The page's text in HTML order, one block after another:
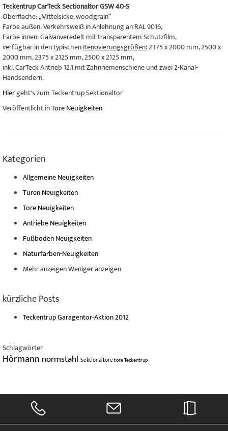
Teckentrup CarTeck Sectionaltor GSW 40-S
Oberfläche: „Mittelsicke, woodgrain“
Farbe außen: Verkehrsweiß in Anlehnung an RAL 9016,
Farbe innen: Galvanveredelt mit transparentem Schutzfilm,
verfügbar in den typischenRenovierungsgrößen:2375 x 2000 mm, 2500 x
2000 mm, 2375 x 2125 mm, 2500 x 2125 mm,
inkl. CarTeck Antrieb 12.1 mit Zahnriemenschiene und zwei 2-Kanal-
Handsendern.
Hiergeht's zum Teckentrup Sektionaltor
Veröffentlicht inTore Neuigkeiten
Kategorien
Allgemeine Neuigkeiten
Türen Neuigkeiten
Tore Neuigkeiten
Antriebe Neuigkeiten
Fußböden Neuigkeiten
Naturfarben-Neuigkeiten
Mehr anzeigenWeniger anzeigen
kürzliche Posts
Teckentrup Garagentor-Aktion 2012
Schlagwörter
Hörmann normstahl SektionaltoretoreTeckentrup